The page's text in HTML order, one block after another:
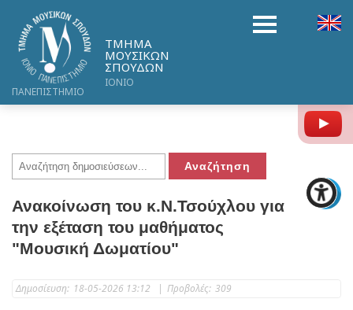
ΤΜΗΜΑ
ΜΟΥΣΙΚΩΝ
ΣΠΟΥΔΩΝ
ΙΟΝΙΟ
ΠΑΝΕΠΙΣΤΗΜΙΟ
Ανακοίνωση του κ.Ν.Τσούχλου για
την εξέταση του μαθήματος
"Μουσική Δωματίου"
Δημοσίευση: 18-05-2026 13:12 | Προβολές: 309